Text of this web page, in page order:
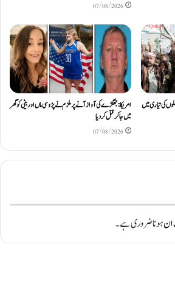
07/08/2026
کی تیاری میں
امریکا: جھگڑے کی آواز آنے پر ملزم نے پڑوسی ماں اور بیٹی کو گھر
میں جا کر قتل کر دیا
07/08/2026
ہونا ضروری ہے۔